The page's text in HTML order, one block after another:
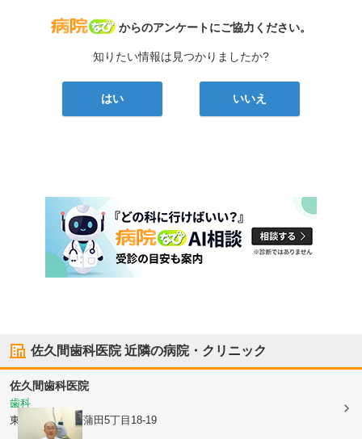
病院なび
からのアンケートにご協力ください。
知りたい情報は見つかりましたか?
はい いいえ
佐久間歯科医院近隣の病院・クリニック
佐久間歯科医院
歯科
東京都大田区
西蒲田5丁目18-19